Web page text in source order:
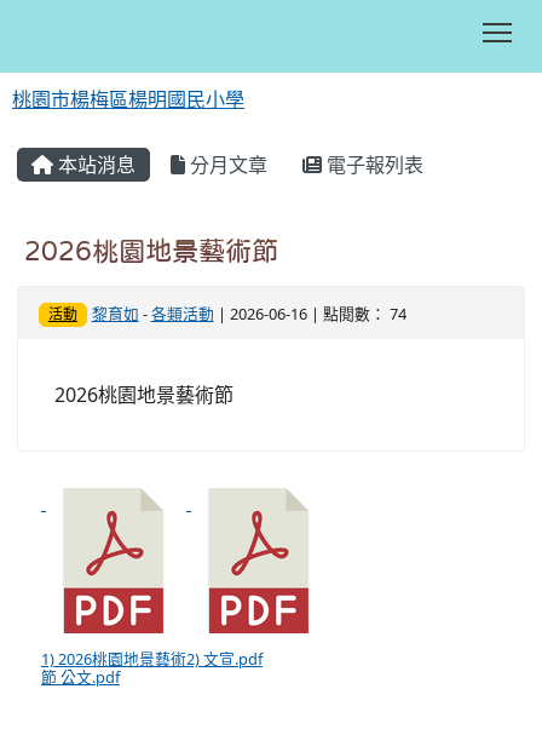
桃園市楊梅區楊明國民小學
本站消息 分月文章 電子報列表
2026桃園地景藝術節
活動 黎育如 -各類活動 | 2026-06-16 | 點閱數： 74
2026桃園地景藝術節
1) 2026桃園地景藝術
節 公文.pdf
2) 文宣.pdf